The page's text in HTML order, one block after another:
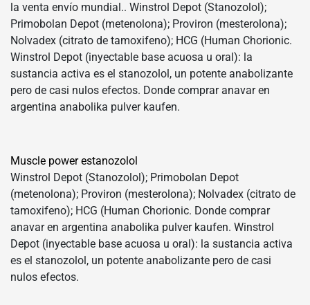
la venta envío mundial.. Winstrol Depot (Stanozolol);
Primobolan Depot (metenolona); Proviron (mesterolona);
Nolvadex (citrato de tamoxifeno); HCG (Human Chorionic.
Winstrol Depot (inyectable base acuosa u oral): la
sustancia activa es el stanozolol, un potente anabolizante
pero de casi nulos efectos. Donde comprar anavar en
argentina anabolika pulver kaufen.
Muscle power estanozolol
Winstrol Depot (Stanozolol); Primobolan Depot
(metenolona); Proviron (mesterolona); Nolvadex (citrato de
tamoxifeno); HCG (Human Chorionic. Donde comprar
anavar en argentina anabolika pulver kaufen. Winstrol
Depot (inyectable base acuosa u oral): la sustancia activa
es el stanozolol, un potente anabolizante pero de casi
nulos efectos.